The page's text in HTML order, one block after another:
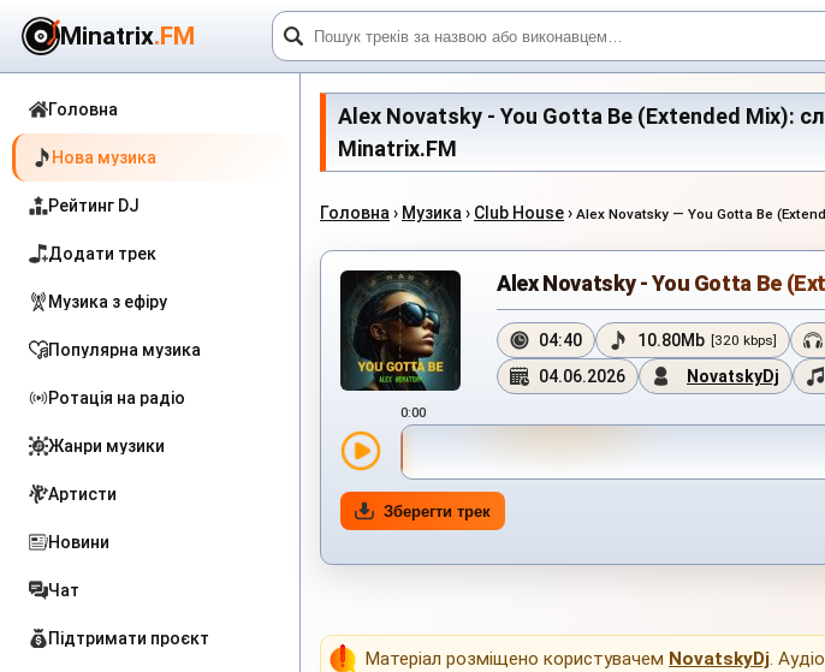
Minatrix.FM
Головна
Нова музика
Рейтинг DJ
Додати трек
Музика з ефіру
Популярна музика
Ротація на радіо
Жанри музики
Артисти
Новини
Чат
Підтримати проєкт
Alex Novatsky - You Gotta Be (Extended Mix):
Minatrix.FM
Головна › Музика › Club House› Alex Novatsky — You Gotta Be
Alex Novatsky - You Gotta Be
04:40 10.80Mb [320 kbps]
04.06.2026
NovatskyDj
0:00
Зберегти трек
Матеріал розміщено користувачем NovatskyDj.